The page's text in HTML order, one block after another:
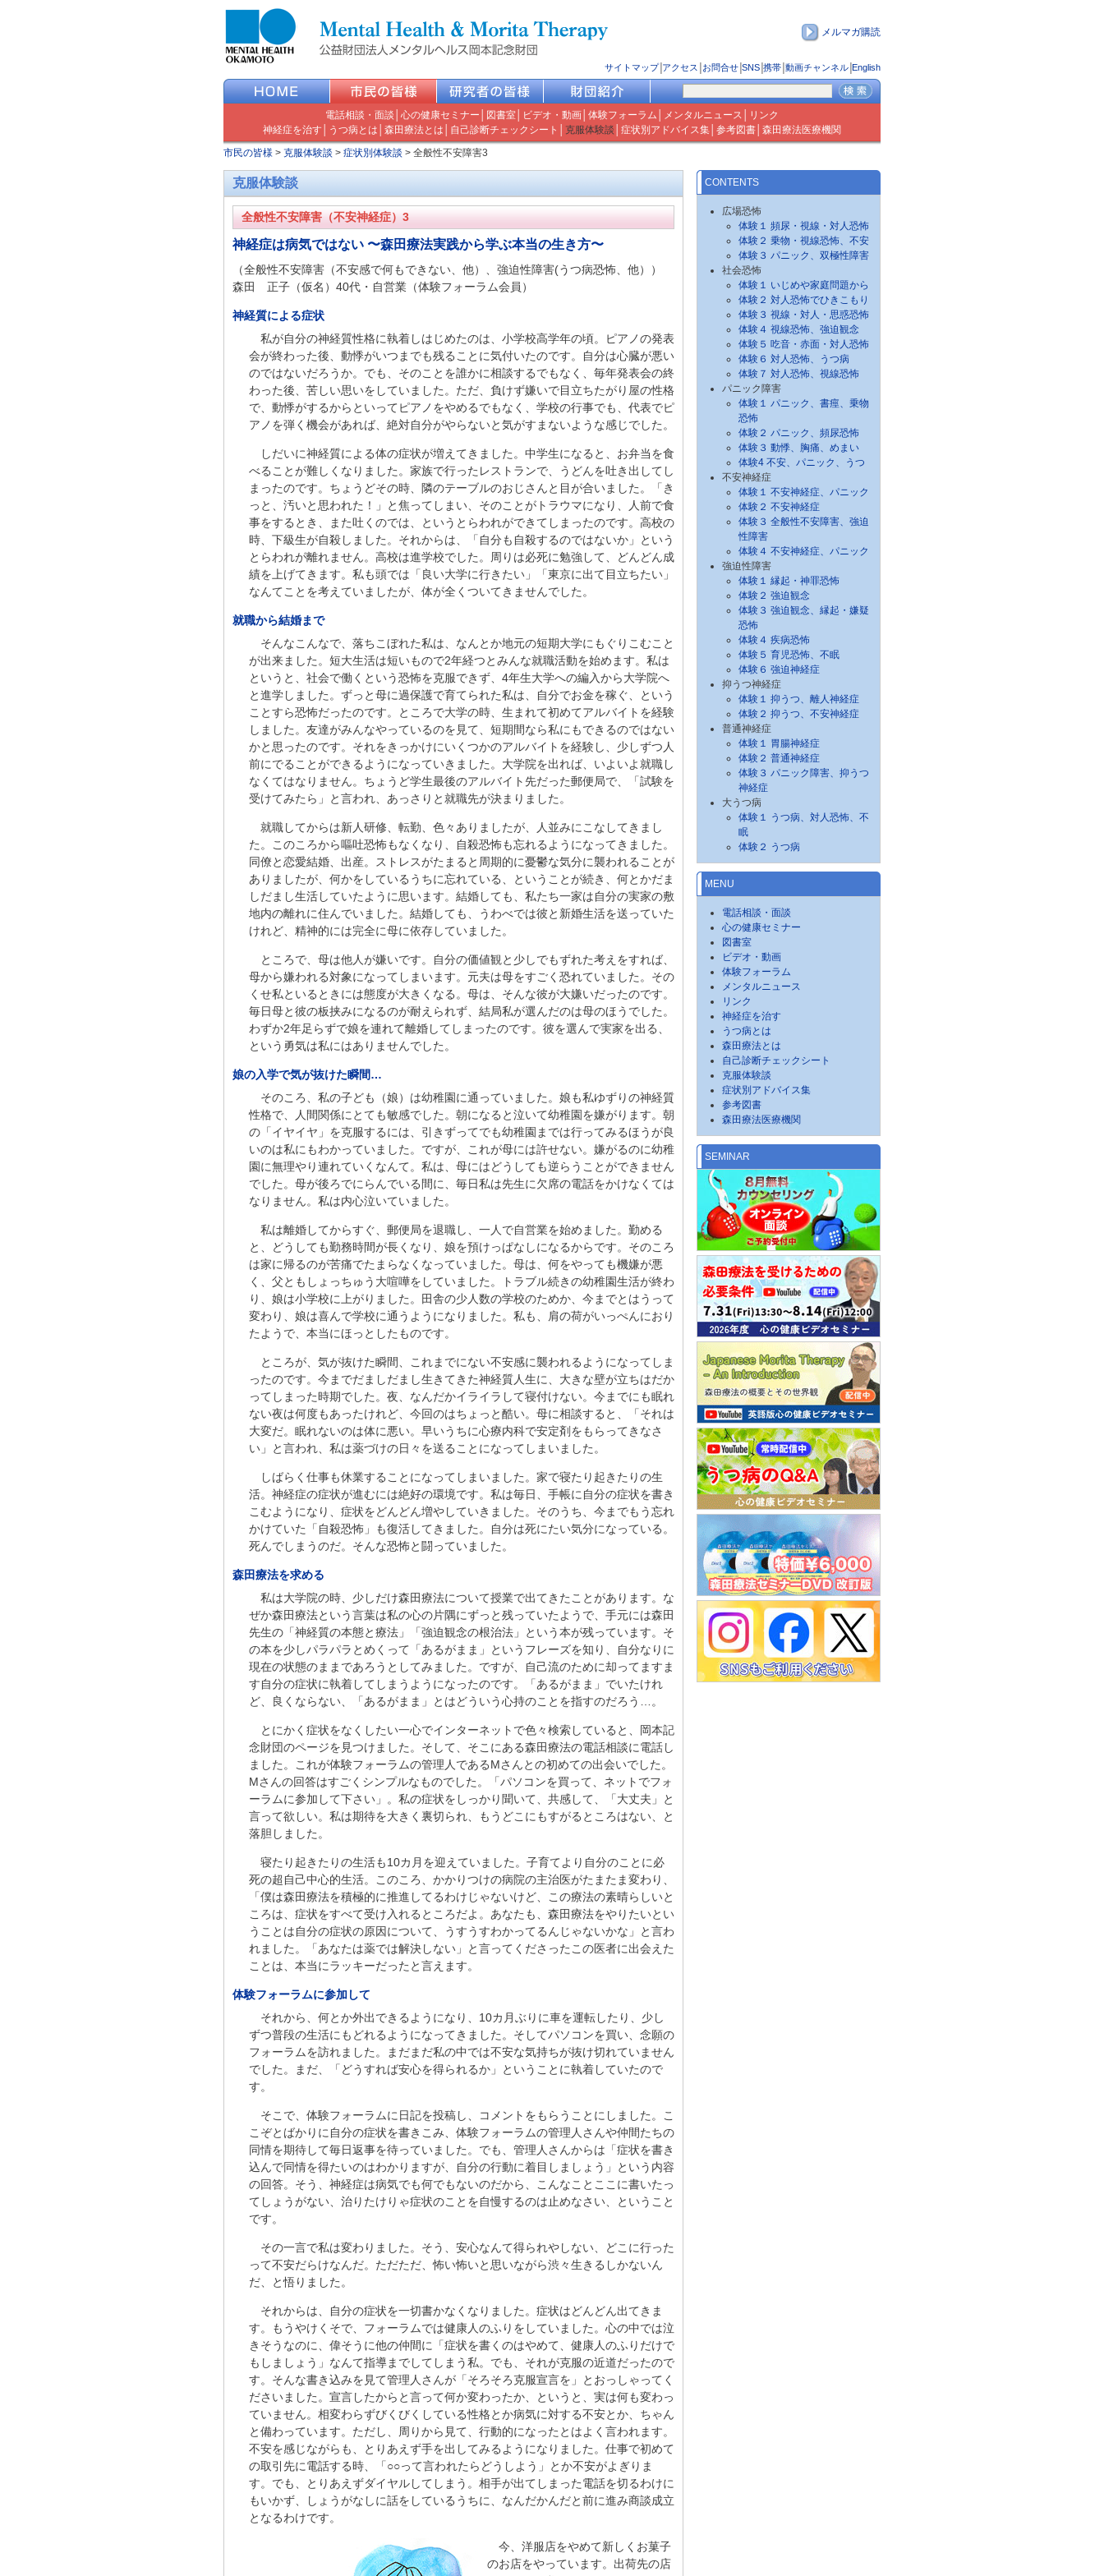
メルマガ購読
サイトマップ│アクセス │お問合せ│SNS │携帯 │動画チャンネル│English
電話相談・面談 心の健康セミナー 図書室 ビデオ・動画 体験フォーラム メンタルニュース
リンク
神経症を治す
うつ病とは 森田療法とは 自己診断チェックシート 克服体験談 症状別アドバイス集 参考図書 森田療法医療機関
市民の皆様 > 克服体験談 > 症状別体験談 > 全般性不安障害3
克服体験談
全般性不安障害（不安神経症）3
神経症は病気ではない 〜森田療法実践から学ぶ本当の生き方〜
（全般性不安障害（不安感で何もできない、他）、強迫性障害(うつ病恐怖、他））
森田 正子（仮名）40代・自営業（体験フォーラム会員）
神経質による症状
私が自分の神経質性格に執着しはじめたのは、小学校高学年の頃。ピアノの発表
会が終わった後、動悸がいつまでも残ることに気付いたのです。自分は心臓が悪い
のではないだろうか。でも、そのことを誰かに相談するでもなく、毎年発表会の終
わった後、苦しい思いをしていました。ただ、負けず嫌いで目立ちたがり屋の性格
で、動悸がするからといってピアノをやめるでもなく、学校の行事でも、代表でピ
アノを弾く機会があれば、絶対自分がやらないと気がすまないような感じでした。
しだいに神経質による体の症状が増えてきました。中学生になると、お弁当を食
べることが難しくなりました。家族で行ったレストランで、うどんを吐き出してし
まったのです。ちょうどその時、隣のテーブルのおじさんと目が合いました。「き
っと、汚いと思われた！」と焦ってしまい、そのことがトラウマになり、人前で食
事をするとき、また吐くのでは、というとらわれができてしまったのです。高校の
時、下級生が自殺しました。それからは、「自分も自殺するのではないか」という
とらわれが離れません。高校は進学校でした。周りは必死に勉強して、どんどん成
績を上げてきます。私も頭では「良い大学に行きたい」「東京に出て目立ちたい」
なんてことを考えていましたが、体が全くついてきませんでした。
就職から結婚まで
そんなこんなで、落ちこぼれた私は、なんとか地元の短期大学にもぐりこむこと
が出来ました。短大生活は短いもので2年経つとみんな就職活動を始めます。私は
というと、社会で働くという恐怖を克服できず、4年生大学への編入から大学院へ
と進学しました。ずっと母に過保護で育てられた私は、自分でお金を稼ぐ、という
ことすら恐怖だったのです。ところで大学の時、生まれて初めてアルバイトを経験
しました。友達がみんなやっているのを見て、短期間なら私にもできるのではない
かと思ったのです。それをきっかけにいくつかのアルバイトを経験し、少しずつ人
前にでることができるようになっていきました。大学院を出れば、いよいよ就職し
なくてはなりません。ちょうど学生最後のアルバイト先だった郵便局で、「試験を
受けてみたら」と言われ、あっさりと就職先が決まりました。
就職してからは新人研修、転勤、色々ありましたが、人並みにこなしてきまし
た。このころから嘔吐恐怖もなくなり、自殺恐怖も忘れるようになってきました。
同僚と恋愛結婚、出産。ストレスがたまると周期的に憂鬱な気分に襲われることが
ありましたが、何かをしているうちに忘れている、ということが続き、何とかだま
しだまし生活していたように思います。結婚しても、私たち一家は自分の実家の敷
地内の離れに住んでいました。結婚しても、うわべでは彼と新婚生活を送っていた
けれど、精神的には完全に母に依存していました。
ところで、母は他人が嫌いです。自分の価値観と少しでもずれた考えをすれば、
母から嫌われる対象になってしまいます。元夫は母をすごく恐れていました。その
くせ私といるときには態度が大きくなる。母は、そんな彼が大嫌いだったのです。
毎日母と彼の板挟みになるのが耐えられず、結局私が選んだのは母のほうでした。
わずか2年足らずで娘を連れて離婚してしまったのです。彼を選んで実家を出る、
という勇気は私にはありませんでした。
娘の入学で気が抜けた瞬間…
そのころ、私の子ども（娘）は幼稚園に通っていました。娘も私ゆずりの神経質
性格で、人間関係にとても敏感でした。朝になると泣いて幼稚園を嫌がります。朝
の「イヤイヤ」を克服するには、引きずってでも幼稚園までは行ってみるほうが良
いのは私にもわかっていました。ですが、これが母には許せない。嫌がるのに幼稚
園に無理やり連れていくなんて。私は、母にはどうしても逆らうことができません
でした。母が後ろでにらんでいる間に、毎日私は先生に欠席の電話をかけなくては
なりません。私は内心泣いていました。
私は離婚してからすぐ、郵便局を退職し、一人で自営業を始めました。勤める
と、どうしても勤務時間が長くなり、娘を預けっぱなしになるからです。そのころ
は家に帰るのが苦痛でたまらなくなっていました。母は、何をやっても機嫌が悪
く、父ともしょっちゅう大喧嘩をしていました。トラブル続きの幼稚園生活が終わ
り、娘は小学校に上がりました。田舎の少人数の学校のためか、今までとはうって
変わり、娘は喜んで学校に通うようになりました。私も、肩の荷がいっぺんにおり
たようで、本当にほっとしたものです。
ところが、気が抜けた瞬間、これまでにない不安感に襲われるようになってしま
ったのです。今までだましだまし生きてきた神経質人生に、大きな壁が立ちはだか
ってしまった時期でした。夜、なんだかイライラして寝付けない。今までにも眠れ
ない夜は何度もあったけれど、今回のはちょっと酷い。母に相談すると、「それは
大変だ。眠れないのは体に悪い。早いうちに心療内科で安定剤をもらってきなさ
い」と言われ、私は薬づけの日々を送ることになってしまいました。
しばらく仕事も休業することになってしまいました。家で寝たり起きたりの生
活。神経症の症状が進むには絶好の環境です。私は毎日、手帳に自分の症状を書き
こむようになり、症状をどんどん増やしていきました。そのうち、今までもう忘れ
かけていた「自殺恐怖」も復活してきました。自分は死にたい気分になっている。
死んでしまうのだ。そんな恐怖と闘っていました。
森田療法を求める
私は大学院の時、少しだけ森田療法について授業で出てきたことがあります。な
ぜか森田療法という言葉は私の心の片隅にずっと残っていたようで、手元には森田
先生の「神経質の本態と療法」「強迫観念の根治法」という本が残っています。そ
の本を少しパラパラとめくって「あるがまま」というフレーズを知り、自分なりに
現在の状態のままであろうとしてみました。ですが、自己流のために却ってますま
す自分の症状に執着してしまうようになったのです。「あるがまま」でいたけれ
ど、良くならない、「あるがまま」とはどういう心持のことを指すのだろう…。
とにかく症状をなくしたい一心でインターネットで色々検索していると、岡本記
念財団のページを見つけました。そして、そこにある森田療法の電話相談に電話し
ました。これが体験フォーラムの管理人であるMさんとの初めての出会いでした。
Mさんの回答はすごくシンプルなものでした。「パソコンを買って、ネットでフォ
ーラムに参加して下さい」。私の症状をしっかり聞いて、共感して、「大丈夫」と
言って欲しい。私は期待を大きく裏切られ、もうどこにもすがるところはない、と
落胆しました。
寝たり起きたりの生活も10カ月を迎えていました。子育てより自分のことに必
死の超自己中心的生活。このころ、かかりつけの病院の主治医がたまたま変わり、
「僕は森田療法を積極的に推進してるわけじゃないけど、この療法の素晴らしいと
ころは、症状をすべて受け入れるところだよ。あなたも、森田療法をやりたいとい
うことは自分の症状の原因について、うすうすわかってるんじゃないかな」と言わ
れました。「あなたは薬では解決しない」と言ってくださったこの医者に出会えた
ことは、本当にラッキーだったと言えます。
体験フォーラムに参加して
それから、何とか外出できるようになり、10カ月ぶりに車を運転したり、少し
ずつ普段の生活にもどれるようになってきました。そしてパソコンを買い、念願の
フォーラムを訪れました。まだまだ私の中では不安な気持ちが抜け切れていません
でした。まだ、「どうすれば安心を得られるか」ということに執着していたので
す。
そこで、体験フォーラムに日記を投稿し、コメントをもらうことにしました。こ
こぞとばかりに自分の症状を書きこみ、体験フォーラムの管理人さんや仲間たちの
同情を期待して毎日返事を待っていました。でも、管理人さんからは「症状を書き
込んで同情を得たいのはわかりますが、自分の行動に着目しましょう」という内容
の回答。そう、神経症は病気でも何でもないのだから、こんなことここに書いたっ
てしょうがない、治りたけりゃ症状のことを自慢するのは止めなさい、ということ
です。
その一言で私は変わりました。そう、安心なんて得られやしない、どこに行った
って不安だらけなんだ。ただただ、怖い怖いと思いながら渋々生きるしかないん
だ、と悟りました。
それからは、自分の症状を一切書かなくなりました。症状はどんどん出てきま
す。もうやけくそで、フォーラムでは健康人のふりをしていました。心の中では泣
きそうなのに、偉そうに他の仲間に「症状を書くのはやめて、健康人のふりだけで
もしましょう」なんて指導までしてしまう私。でも、それが克服の近道だったので
す。そんな書き込みを見て管理人さんが「そろそろ克服宣言を」とおっしゃってく
ださいました。宣言したからと言って何か変わったか、というと、実は何も変わっ
ていません。相変わらずびくびくしている性格とか病気に対する不安とか、ちゃん
と備わっています。ただし、周りから見て、行動的になったとはよく言われます。
不安を感じながらも、とりあえず手を出してみるようになりました。仕事で初めて
の取引先に電話する時、「○○って言われたらどうしよう」とか不安がよぎりま
す。でも、とりあえずダイヤルしてしまう。相手が出てしまった電話を切るわけに
もいかず、しょうがなしに話をしているうちに、なんだかんだと前に進み商談成立
となるわけです。
今、洋服店をやめて新しくお菓子
のお店をやっています。出荷先の店
CONTENTS
広場恐怖
体験１ 頻尿・視線・対人恐怖
体験２ 乗物・視線恐怖、不安
体験３ パニック、双極性障害
社会恐怖
体験１ いじめや家庭問題から
体験２ 対人恐怖でひきこもり
体験３ 視線・対人・思惑恐怖
体験４ 視線恐怖、強迫観念
体験５ 吃音・赤面・対人恐怖
体験６ 対人恐怖、うつ病
体験７ 対人恐怖、視線恐怖
パニック障害
体験１ パニック、書痙、乗物
恐怖
体験２ パニック、頻尿恐怖
体験３ 動悸、胸痛、めまい
体験4 不安、パニック、うつ
不安神経症
体験１ 不安神経症、パニック
体験２ 不安神経症
体験３ 全般性不安障害、強迫
性障害
体験４ 不安神経症、パニック
強迫性障害
体験１ 縁起・神罪恐怖
体験２ 強迫観念
体験３ 強迫観念、縁起・嫌疑
恐怖
体験４ 疾病恐怖
体験５ 育児恐怖、不眠
体験６ 強迫神経症
抑うつ神経症
体験１ 抑うつ、離人神経症
体験２ 抑うつ、不安神経症
普通神経症
体験１ 胃腸神経症
体験２ 普通神経症
体験３ パニック障害、抑うつ
神経症
大うつ病
体験１ うつ病、対人恐怖、不
眠
体験２ うつ病
MENU
電話相談・面談
心の健康セミナー
図書室
ビデオ・動画
体験フォーラム
メンタルニュース
リンク
神経症を治す
うつ病とは
森田療法とは
自己診断チェックシート
克服体験談
症状別アドバイス集
参考図書
森田療法医療機関
SEMINAR